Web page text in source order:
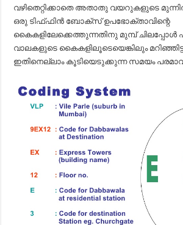
വഴിതെറ്റിക്കാതെ അതാതു വയറുകളുടെ
ഒരു ടിഫ്ഫിൻ ബോക്സ് ഉപഭോക്താവിന്റെ
കൈകളിലേക്കെത്തുന്നതിനു മുമ്പ് ചിലപ്പോൾ
വാലകളുടെ കൈകളിലൂടെയെങ്കിലും
ഇതിനെല്ലാം കൂടിയെടുക്കുന്ന സമയം